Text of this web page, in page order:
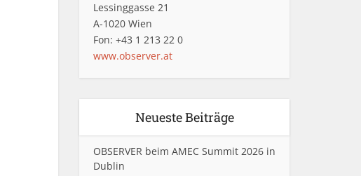
Lessinggasse 21
A-1020 Wien
Fon: +43 1 213 22 0
www.observer.at
Neueste Beiträge
OBSERVER beim AMEC Summit 2026 in
Dublin